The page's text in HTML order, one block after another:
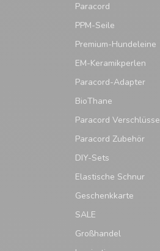
Paracord
PPM-Seile
Premium-Hundeleine
EM-Keramikperlen
Paracord-Adapter
BioThane
Paracord Verschlüsse
Paracord Zubehör
DIY-Sets
Elastische Schnur
Geschenkkarte
SALE
Großhandel